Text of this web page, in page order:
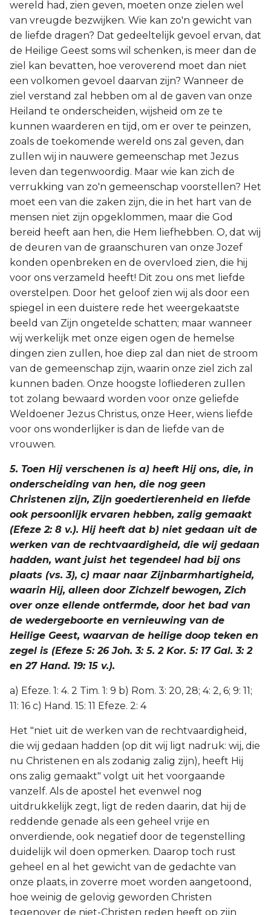
wereld had, zien geven, moeten onze zielen wel
van vreugde bezwijken. Wie kan zo'n gewicht van
de liefde dragen? Dat gedeeltelijk gevoel ervan, dat
de Heilige Geest soms wil schenken, is meer dan de
ziel kan bevatten, hoe veroverend moet dan niet
een volkomen gevoel daarvan zijn? Wanneer de
ziel verstand zal hebben om al de gaven van onze
Heiland te onderscheiden, wijsheid om ze te
kunnen waarderen en tijd, om er over te peinzen,
zoals de toekomende wereld ons zal geven, dan
zullen wij in nauwere gemeenschap met Jezus
leven dan tegenwoordig. Maar wie kan zich de
verrukking van zo'n gemeenschap voorstellen? Het
moet een van die zaken zijn, die in het hart van de
mensen niet zijn opgeklommen, maar die God
bereid heeft aan hen, die Hem liefhebben. O, dat wij
de deuren van de graanschuren van onze Jozef
konden openbreken en de overvloed zien, die hij
voor ons verzameld heeft! Dit zou ons met liefde
overstelpen. Door het geloof zien wij als door een
spiegel in een duistere rede het weergekaatste
beeld van Zijn ongetelde schatten; maar wanneer
wij werkelijk met onze eigen ogen de hemelse
dingen zien zullen, hoe diep zal dan niet de stroom
van de gemeenschap zijn, waarin onze ziel zich zal
kunnen baden. Onze hoogste lofliederen zullen
tot zolang bewaard worden voor onze geliefde
Weldoener Jezus Christus, onze Heer, wiens liefde
voor ons wonderlijker is dan de liefde van de
vrouwen.
5. Toen Hij verschenen is a) heeft Hij ons, die, in
onderscheiding van hen, die nog geen
Christenen zijn, Zijn goedertierenheid en liefde
ook persoonlijk ervaren hebben, zalig gemaakt
(Efeze 2: 8 v.). Hij heeft dat b) niet gedaan uit de
werken van de rechtvaardigheid, die wij gedaan
hadden, want juist het tegendeel had bij ons
plaats (vs. 3), c) maar naar Zijnbarmhartigheid,
waarin Hij, alleen door Zichzelf bewogen, Zich
over onze ellende ontfermde, door het bad van
de wedergeboorte en vernieuwing van de
Heilige Geest, waarvan de heilige doop teken en
zegel is (Efeze 5: 26 Joh. 3: 5. 2 Kor. 5: 17 Gal. 3: 2
en 27 Hand. 19: 15 v.).
a) Efeze. 1: 4. 2 Tim. 1: 9 b) Rom. 3: 20, 28; 4: 2, 6; 9: 11;
11: 16 c) Hand. 15: 11 Efeze. 2: 4
Het "niet uit de werken van de rechtvaardigheid,
die wij gedaan hadden (op dit wij ligt nadruk: wij, die
nu Christenen en als zodanig zalig zijn), heeft Hij
ons zalig gemaakt" volgt uit het voorgaande
vanzelf. Als de apostel het evenwel nog
uitdrukkelijk zegt, ligt de reden daarin, dat hij de
reddende genade als een geheel vrije en
onverdiende, ook negatief door de tegenstelling
duidelijk wil doen opmerken. Daarop toch rust
geheel en al het gewicht van de gedachte van
onze plaats, in zoverre moet worden aangetoond,
hoe weinig de gelovig geworden Christen
tegenover de niet-Christen reden heeft op zijn